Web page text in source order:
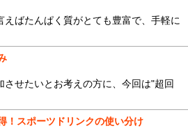
えばたんぱく質がとても豊富で、手軽に
させたいとお考えの方に、今回は"超回
！スポーツドリンクの使い分け